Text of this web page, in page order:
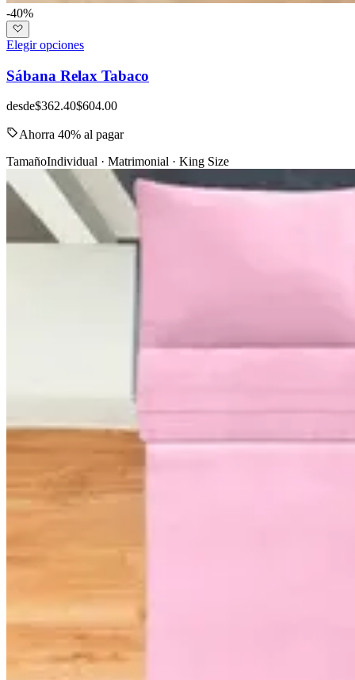
-40%
Elegir opciones
Sábana Relax Tabaco
desde$362.40$604.00
Ahorra 40% al pagar
TamañoIndividual · Matrimonial · King Size